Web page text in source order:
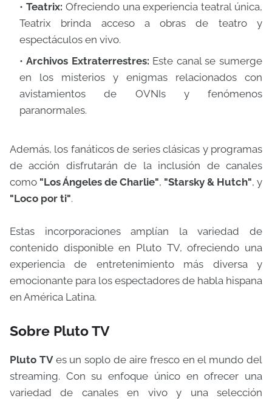
Teatrix: Ofreciendo una experiencia teatral única,
Teatrix brinda acceso a obras de teatro y
espectáculos en vivo.
Archivos Extraterrestres: Este canal se sumerge
en los misterios y enigmas relacionados con
avistamientos de OVNIs y fenómenos
paranormales.
Además, los fanáticos de series clásicas y programas
de acción disfrutarán de la inclusión de canales
como "Los Ángeles de Charlie", "Starsky & Hutch", y
"Loco por ti".
Estas incorporaciones amplían la variedad de
contenido disponible en Pluto TV, ofreciendo una
experiencia de entretenimiento más diversa y
emocionante para los espectadores de habla hispana
en América Latina.
Sobre Pluto TV
Pluto TVes un soplo de aire fresco en el mundo del
streaming. Con su enfoque único en ofrecer una
variedad de canales en vivo y una selección